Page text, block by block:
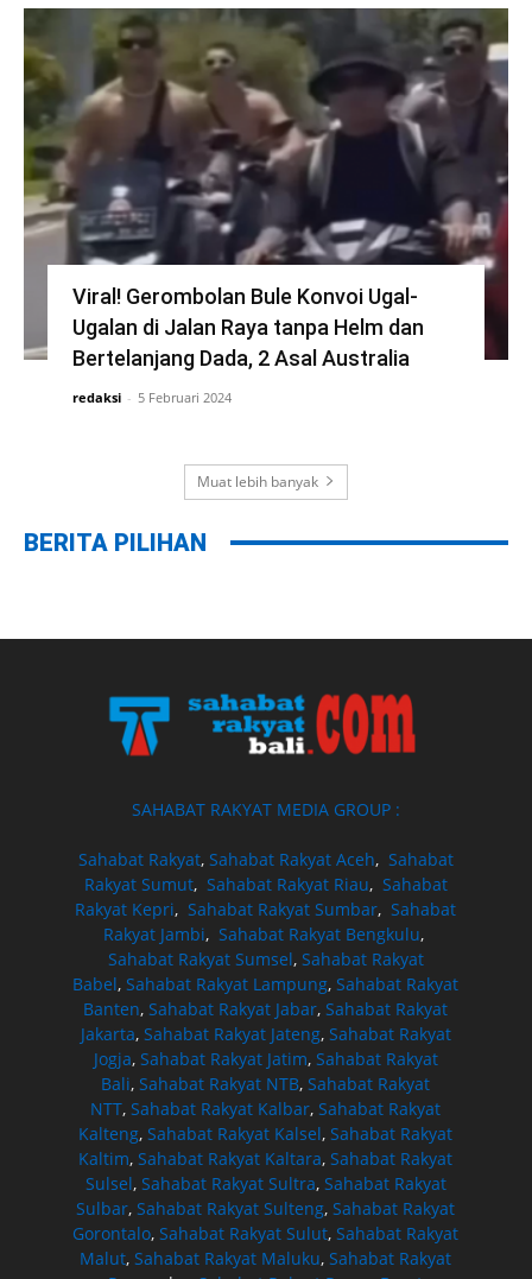
Viral! Gerombolan Bule Konvoi Ugal-
Ugalan di Jalan Raya tanpa Helm dan
Bertelanjang Dada, 2 Asal Australia
redaksi - 5 Februari 2024
Muat lebih banyak
BERITA PILIHAN
SAHABAT RAKYAT MEDIA GROUP :
Sahabat Rakyat, Sahabat Rakyat Aceh, Sahabat
Rakyat Sumut, Sahabat Rakyat Riau, Sahabat
Rakyat Kepri,Sahabat Rakyat Sumbar,Sahabat
Rakyat Jambi, Sahabat Rakyat Bengkulu,
Sahabat Rakyat Sumsel, Sahabat Rakyat
Babel,Sahabat Rakyat Lampung,Sahabat Rakyat
Banten,Sahabat Rakyat Jabar,Sahabat Rakyat
Jakarta, Sahabat Rakyat Jateng, Sahabat Rakyat
Jogja, Sahabat Rakyat Jatim, Sahabat Rakyat
Bali,Sahabat Rakyat NTB,Sahabat Rakyat
NTT,Sahabat Rakyat Kalbar,Sahabat Rakyat
Kalteng,Sahabat Rakyat Kalsel,Sahabat Rakyat
Kaltim,Sahabat Rakyat Kaltara,Sahabat Rakyat
Sulsel, Sahabat Rakyat Sultra, Sahabat Rakyat
Sulbar,Sahabat Rakyat Sulteng,Sahabat Rakyat
Gorontalo,Sahabat Rakyat Sulut,Sahabat Rakyat
Malut,Sahabat Rakyat Maluku,Sahabat Rakyat